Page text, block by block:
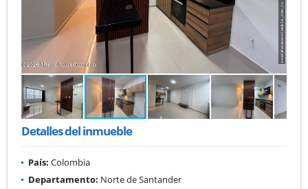
Detalles del inmueble
País: Colombia
Departamento: Norte de Santander